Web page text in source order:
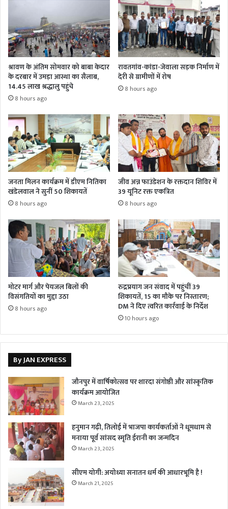
श्रावण के अंतिम सोमवार को बाबा केदार
के दरबार में उमड़ा आस्था का सैलाब,
14.45 लाख श्रद्धालु पहुंचे
8 hours ago
रावतगांव-कांडा-जेवाला सड़क निर्माण में
देरी से ग्रामीणों में रोष
8 hours ago
जनता मिलन कार्यक्रम में डीएम नितिका
खंडेलवाल ने सुनीं 50 शिकायतें
8 hours ago
जीव अन्न फाउंडेशन के रक्तदान शिविर में
39 यूनिट रक्त एकत्रित
8 hours ago
मोटर मार्ग और पेयजल बिलों की
विसंगतियों का मुद्दा उठा
8 hours ago
रुद्रप्रयाग जन संवाद में पहुंचीं 39
शिकायतें, 15 का मौके पर निस्तारण;
DM ने दिए त्वरित कार्रवाई के निर्देश
10 hours ago
By JAN EXPRESS
जौनपुर में वार्षिकोत्सव पर शारदा संगोष्ठी और सांस्कृतिक
कार्यक्रम आयोजित
March 23, 2025
हनुमान गढ़ी, तिलोई में भाजपा कार्यकर्ताओं ने धूमधाम से
मनाया पूर्व सांसद स्मृति ईरानी का जन्मदिन
March 23, 2025
सीएम योगी: अयोध्या सनातन धर्म की आधारभूमि है !
March 21, 2025